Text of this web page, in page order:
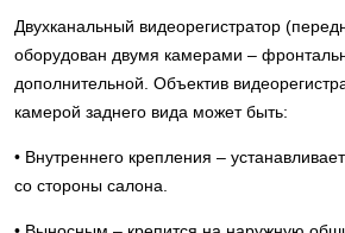
Двухканальный видеорегистратор
оборудован двумя камерами –
дополнительной. Объектив
камерой заднего вида может быть:
• Внутреннего крепления –
со стороны салона.